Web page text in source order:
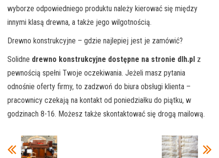
wyborze odpowiedniego produktu należy kierować się między
innymi klasą drewna, a także jego wilgotnością.
Drewno konstrukcyjne – gdzie najlepiej jest je zamówić?
Solidne drewno konstrukcyjne dostępne na stronie dlh.pl z
pewnością spełni Twoje oczekiwania. Jeżeli masz pytania
odnośnie oferty firmy, to zadzwoń do biura obsługi klienta –
pracownicy czekają na kontakt od poniedziałku do piątku, w
godzinach 8-16. Możesz także skontaktować się drogą mailową.